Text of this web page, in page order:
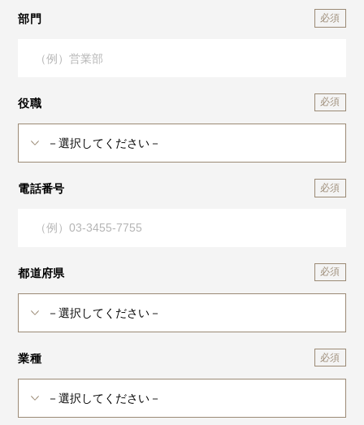
部門
役職
電話番号
都道府県
業種